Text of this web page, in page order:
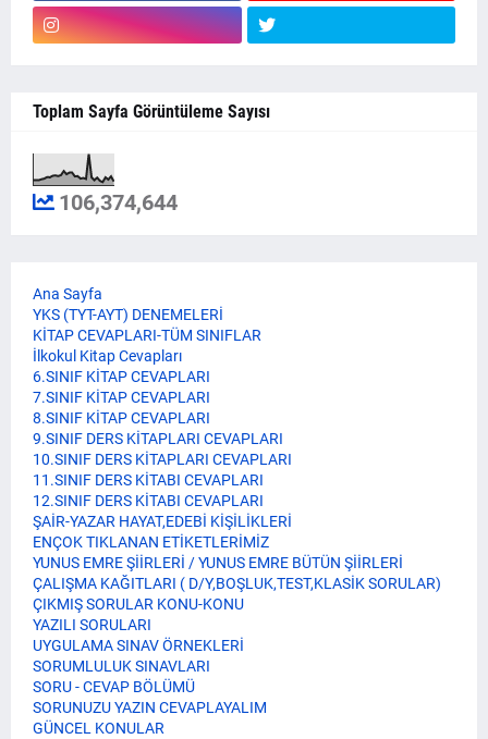
Toplam Sayfa Görüntüleme Sayısı
106,374,644
Ana Sayfa
YKS (TYT-AYT) DENEMELERİ
KİTAP CEVAPLARI-TÜM SINIFLAR
İlkokul Kitap Cevapları
6.SINIF KİTAP CEVAPLARI
7.SINIF KİTAP CEVAPLARI
8.SINIF KİTAP CEVAPLARI
9.SINIF DERS KİTAPLARI CEVAPLARI
10.SINIF DERS KİTAPLARI CEVAPLARI
11.SINIF DERS KİTABI CEVAPLARI
12.SINIF DERS KİTABI CEVAPLARI
ŞAİR-YAZAR HAYAT,EDEBİ KİŞİLİKLERİ
ENÇOK TIKLANAN ETİKETLERİMİZ
YUNUS EMRE ŞİİRLERİ / YUNUS EMRE BÜTÜN ŞİİRLERİ
ÇALIŞMA KAĞITLARI ( D/Y,BOŞLUK,TEST,KLASİK SORULAR)
ÇIKMIŞ SORULAR KONU-KONU
YAZILI SORULARI
UYGULAMA SINAV ÖRNEKLERİ
SORUMLULUK SINAVLARI
SORU - CEVAP BÖLÜMÜ
SORUNUZU YAZIN CEVAPLAYALIM
GÜNCEL KONULAR